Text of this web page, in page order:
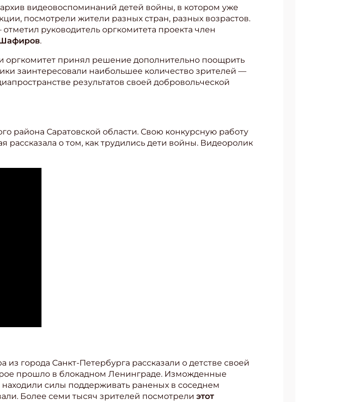
видеовоспоминаний детей войны, в котором уже
посмотрели жители разных стран, разных возрастов.
руководитель оргкомитета проекта член
.
оргкомитет принял решение дополнительно поощрить
заинтересовали наибольшее количество зрителей —
результатов своей добровольческой
района Саратовской области. Свою конкурсную работу
рассказала о том, как трудились дети войны. Видеоролик
города Санкт-Петербурга рассказали о детстве своей
прошло в блокадном Ленинграде. Изможденные
силы поддерживать раненых в соседнем
Более семи тысяч зрителей посмотрели этот